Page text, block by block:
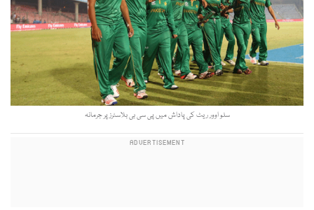
سلو اوور ریٹ کی پاداش میں پی سی بی بلاسٹرز پر جرمانہ